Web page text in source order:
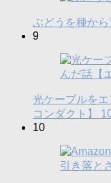
ぶどうを種か
9
光ケーブルを
コンダクト】
10